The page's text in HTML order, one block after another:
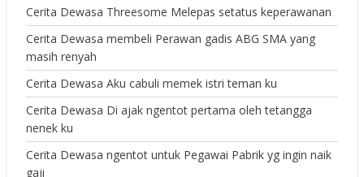
Cerita Dewasa Threesome Melepas setatus keperawanan
Cerita Dewasa membeli Perawan gadis ABG SMA yang
masih renyah
Cerita Dewasa Aku cabuli memek istri teman ku
Cerita Dewasa Di ajak ngentot pertama oleh tetangga
nenek ku
Cerita Dewasa ngentot untuk Pegawai Pabrik yg ingin naik
gaji